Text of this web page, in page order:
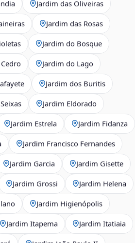
Jardim das Oliveiras
Jardim das Rosas
Jardim do Bosque
Jardim do Lago
Jardim dos Buritis
Jardim Eldorado
Jardim Estrela Jardim Fidanza
Jardim Francisco Fernandes
Jardim Garcia Jardim Gisette
Jardim Grossi Jardim Helena
Jardim Higienópolis
Jardim Itapema Jardim Itatiaia